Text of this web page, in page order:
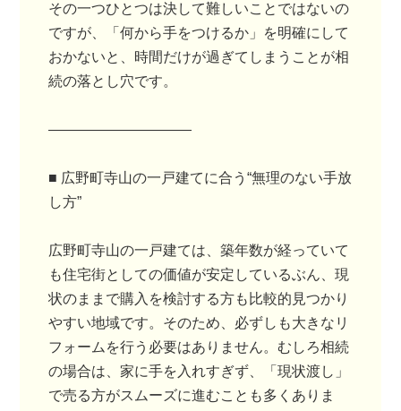
その一つひとつは決して難しいことではないの
ですが、「何から手をつけるか」を明確にして
おかないと、時間だけが過ぎてしまうことが相
続の落とし穴です。
――――――――――
■ 広野町寺山の一戸建てに合う“無理のない手放
し方”
広野町寺山の一戸建ては、築年数が経っていて
も住宅街としての価値が安定しているぶん、現
状のままで購入を検討する方も比較的見つかり
やすい地域です。そのため、必ずしも大きなリ
フォームを行う必要はありません。むしろ相続
の場合は、家に手を入れすぎず、「現状渡し」
で売る方がスムーズに進むことも多くありま